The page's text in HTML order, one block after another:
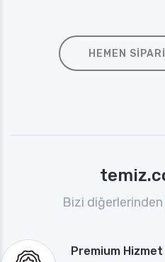
HEMEN
Bizi
Premium Hizmet